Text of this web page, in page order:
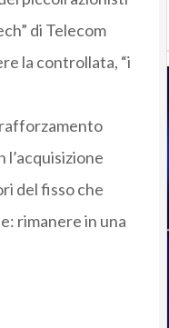
di Telecom
la controllata, “i
rafforzamento
del fisso che
rimanere in una